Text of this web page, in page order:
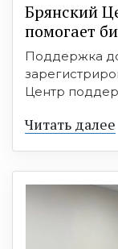
Брянский
помогает
Поддержка
Центр
Читать далее